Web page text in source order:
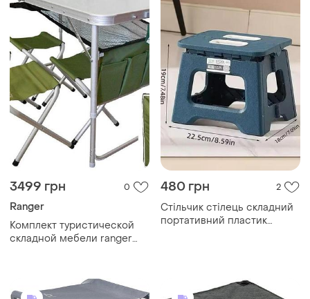
3499 грн 0
Ranger
Комплект туристической
складной мебели ranger
480 грн 2
Стільчик стілець складний
портативний пластик